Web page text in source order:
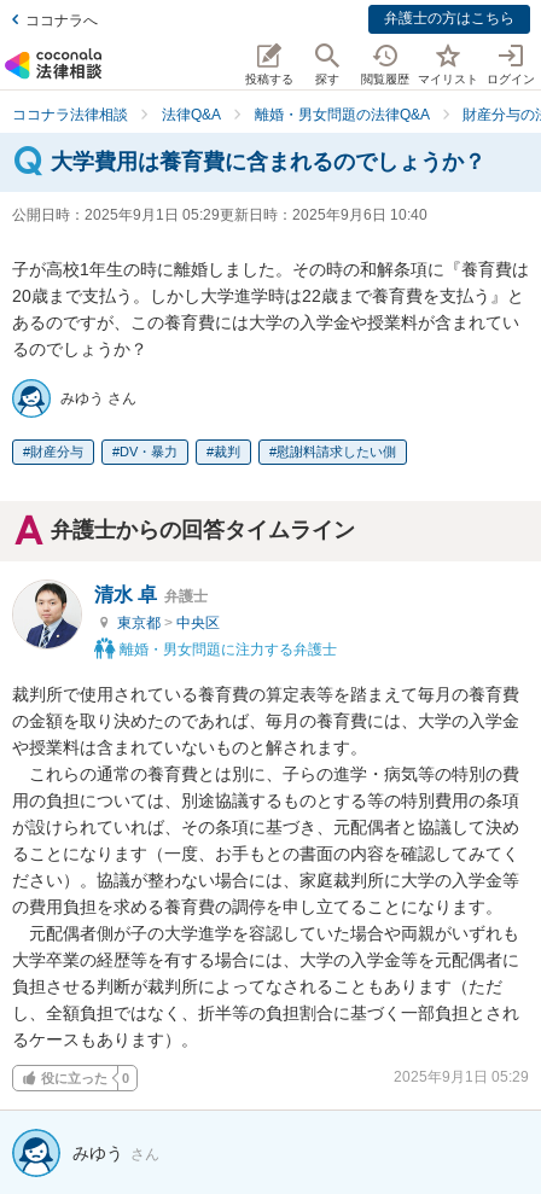
ココナラへ 弁護士の方はこちら
投稿する 探す 閲覧履歴 マイリスト ログイン
ココナラ法律相談 法律Q&A 離婚・男女問題の法律Q&A 財産分与の
大学費用は養育費に含まれるのでしょうか？
公開日時： 2025年9月1日 05:29更新日時： 2025年9月6日 10:40
子が高校1年生の時に離婚しました。その時の和解条項に『養育費は
20歳まで支払う。しかし大学進学時は22歳まで養育費を支払う』と
あるのですが、この養育費には大学の入学金や授業料が含まれてい
るのでしょうか？
みゆう さん
財産分与 DV・暴力 裁判 慰謝料請求したい側
弁護士からの回答タイムライン
清水 卓 弁護士
東京都 > 中央区
離婚・男女問題に注力する弁護士
裁判所で使用されている養育費の算定表等を踏まえて毎月の養育費
の金額を取り決めたのであれば、毎月の養育費には、大学の入学金
や授業料は含まれていないものと解されます。
これらの通常の養育費とは別に、子らの進学・病気等の特別の費
用の負担については、別途協議するものとする等の特別費用の条項
が設けられていれば、その条項に基づき、元配偶者と協議して決め
ることになります（一度、お手もとの書面の内容を確認してみてく
ださい）。協議が整わない場合には、家庭裁判所に大学の入学金等
の費用負担を求める養育費の調停を申し立てることになります。
元配偶者側が子の大学進学を容認していた場合や両親がいずれも
大学卒業の経歴等を有する場合には、大学の入学金等を元配偶者に
負担させる判断が裁判所によってなされることもあります（ただ
し、全額負担ではなく、折半等の負担割合に基づく一部負担とされ
るケースもあります）。
役に立った 0 2025年9月1日 05:29
みゆう さん